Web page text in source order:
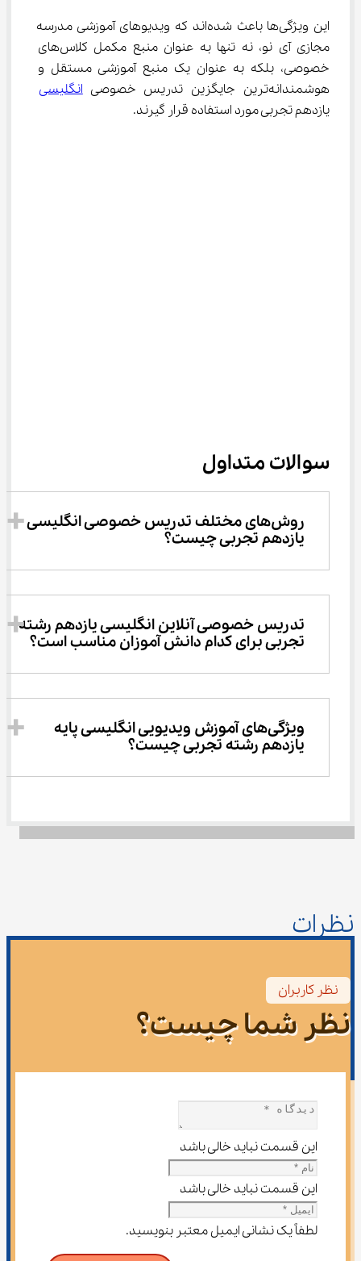
این ویژگی‌ها باعث شده‌اند که ویدیوهای آموزشی مدرسه
مجازی آی نو، نه تنها به عنوان منبع مکمل کلاس‌های
خصوصی، بلکه به عنوان یک منبع آموزشی مستقل و
هوشمندانه‌ترین جایگزین تدریس خصوصی
انگلیسی
یازدهم تجربی مورد استفاده قرار گیرند.
سوالات متداول
روش‌های مختلف تدریس خصوصی انگلیسی
یازدهم تجربی چیست؟
تدریس خصوصی آنلاین انگلیسی یازدهم رشته
تجربی برای کدام دانش آموزان مناسب است؟
ویژگی‌های آموزش ویدیویی انگلیسی پایه
یازدهم رشته تجربی چیست؟
نظرات
نظر کاربران
نظر شما چیست؟
این قسمت نباید خالی باشد
این قسمت نباید خالی باشد
لطفاً یک نشانی ایمیل معتبر بنویسید.